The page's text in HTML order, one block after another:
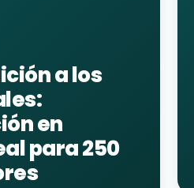
a los
en
para 250